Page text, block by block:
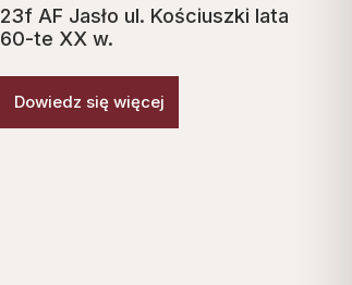
23f AF Jasło ul. Kościuszki lata
60-te XX w.
Dowiedz się więcej